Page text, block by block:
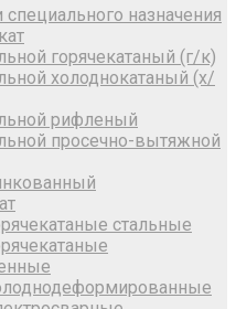
назначения
горячекатаный (г/к)
холоднокатаный (х/
рифленый
просечно-вытяжной
стальные